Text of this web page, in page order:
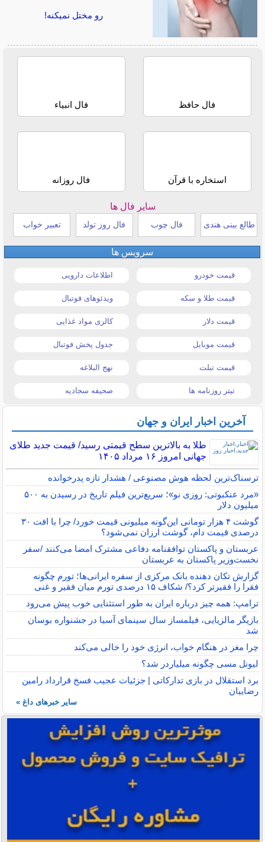
رو مختل نمیکنه!
فال حافظ فال انبیاء
استخاره با قرآن فال روزانه
سایر فال ها
طالع بینی هندی فال چوب فال روز تولد تعبیر خواب
سرویس ها
قیمت خودرو اطلاعات دارویی
قیمت طلا و سکه ویدئوهای فوتبال
قیمت دلار کالری مواد غذایی
قیمت موبایل جدول پخش فوتبال
قیمت تبلت نهج البلاغه
تیتر روزنامه ها صحیفه سجادیه
آخرین اخبار ایران و جهان
طلا به بالاترین سطح قیمتی رسید/ قیمت جدید طلای
جهانی امروز ۱۶ مرداد ۱۴۰۵
ترسناک‌ترین لحظه هوش مصنوعی / هشدار تازه پدرخوانده
«مرد عنکبوتی: روزی نو»؛ سریع‌ترین فیلم تاریخ در رسیدن به ۵۰۰
میلیون دلار
گوشت ۴ هزار تومانی این‌گونه میلیونی قیمت خورد/ چرا با افت ۳۰
درصدی قیمت دام، گوشت ارزان نمی‌شود؟
عربستان و پاکستان توافقنامه دفاعی مشترک امضا می‌کنند /سفر
نخست‌وزیر پاکستان به عربستان
گزارش تکان‌ دهنده بانک مرکزی از سفره ایرانی‌ها؛ تورم چگونه
فقرا را فقیرتر کرد؟/ شکاف ۱۵ درصدی تورم میان فقیر و غنی
ترامپ: همه چیز درباره ایران به طور استثنایی خوب پیش می‌رود
بازیگر مالزیایی، فیلمساز سال سینمای آسیا در جشنواره بوسان
شد
چرا مغز در هنگام خواب، انرژی خود را خالی می‌کند
لیونل مسی چگونه میلیاردر شد؟
برد استقلال در بازی تدارکاتی | جزئیات عجیب فسخ قرارداد رامین
رضاییان
سایر خبرهای داغ »